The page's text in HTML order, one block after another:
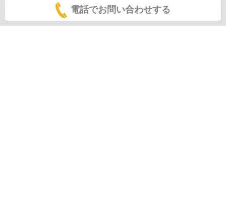
電話でお問い合わせする